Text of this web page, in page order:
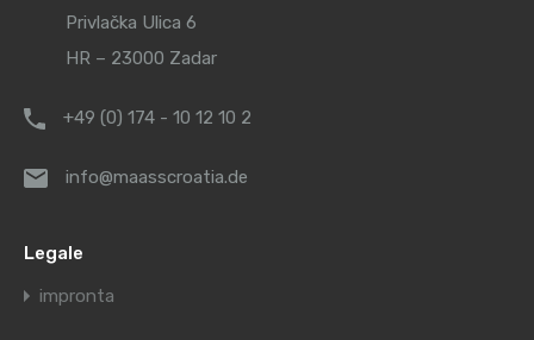
Privlačka Ulica 6
HR – 23000 Zadar
+49 (0) 174 - 10 12 10 2
info@maasscroatia.de
Legale
impronta